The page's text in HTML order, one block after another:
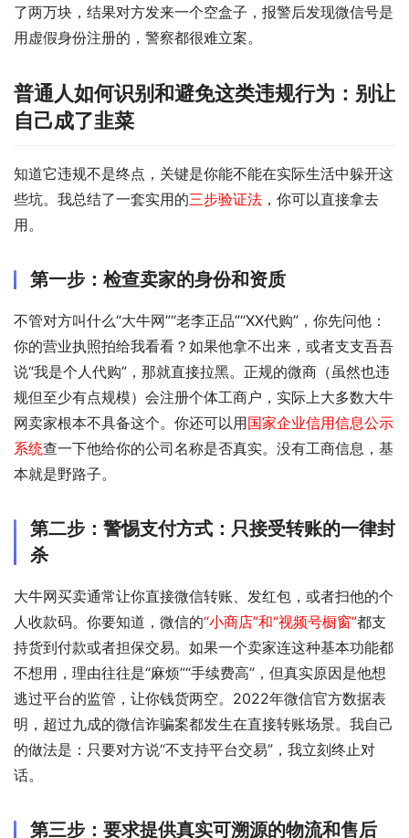
了两万块，结果对方发来一个空盒子，报警后发现微信号是
用虚假身份注册的，警察都很难立案。
普通人如何识别和避免这类违规行为：别让
自己成了韭菜
知道它违规不是终点，关键是你能不能在实际生活中躲开这
些坑。我总结了一套实用的三步验证法 ，你可以直接拿去
用。
第一步：检查卖家的身份和资质
不管对方叫什么“大牛网”“老李正品”“XX代购”，你先问他：
你的营业执照拍给我看看？如果他拿不出来，或者支支吾吾
说“我是个人代购”，那就直接拉黑。正规的微商（虽然也违
规但至少有点规模）会注册个体工商户，实际上大多数大牛
网卖家根本不具备这个。你还可以用国家企业信用信息公示
系统查一下他给你的公司名称是否真实。没有工商信息，基
本就是野路子。
第二步：警惕支付方式：只接受转账的一律封
杀
大牛网买卖通常让你直接微信转账、发红包，或者扫他的个
人收款码。你要知道，微信的“小商店”和“视频号橱窗”都支
持货到付款或者担保交易。如果一个卖家连这种基本功能都
不想用，理由往往是“麻烦”“手续费高”，但真实原因是他想
逃过平台的监管，让你钱货两空。2022年微信官方数据表
明，超过九成的微信诈骗案都发生在直接转账场景。我自己
的做法是：只要对方说“不支持平台交易”，我立刻终止对
话。
第三步：要求提供真实可溯源的物流和售后